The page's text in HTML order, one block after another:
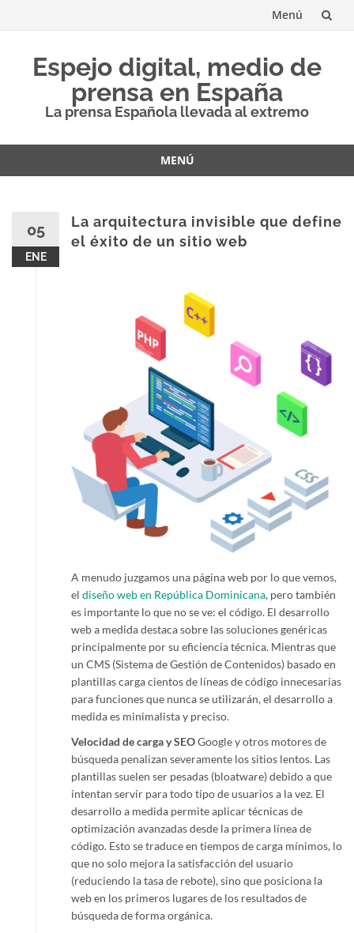
Menú
contenido
Espejo digital, medio de
prensa en España
La prensa Española llevada al extremo
MENÚ
05
ENE
La arquitectura invisible que define
el éxito de un sitio web
A menudo juzgamos una página web por lo que vemos,
el diseño web en República Dominicana, pero también
es importante lo que no se ve: el código. El desarrollo
web a medida destaca sobre las soluciones genéricas
principalmente por su eficiencia técnica. Mientras que
un CMS (Sistema de Gestión de Contenidos) basado en
plantillas carga cientos de líneas de código innecesarias
para funciones que nunca se utilizarán, el desarrollo a
medida es minimalista y preciso.
Velocidad de carga y SEOGoogle y otros motores de
búsqueda penalizan severamente los sitios lentos. Las
plantillas suelen ser pesadas (bloatware) debido a que
intentan servir para todo tipo de usuarios a la vez. El
desarrollo a medida permite aplicar técnicas de
optimización avanzadas desde la primera línea de
código. Esto se traduce en tiempos de carga mínimos, lo
que no solo mejora la satisfacción del usuario
(reduciendo la tasa de rebote), sino que posiciona la
web en los primeros lugares de los resultados de
búsqueda de forma orgánica.